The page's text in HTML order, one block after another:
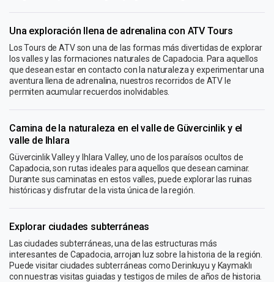
Una exploración llena de adrenalina con ATV Tours
Los Tours de ATV son una de las formas más divertidas de explorar
los valles y las formaciones naturales de Capadocia. Para aquellos
que desean estar en contacto con la naturaleza y experimentar una
aventura llena de adrenalina, nuestros recorridos de ATV le
permiten acumular recuerdos inolvidables.
Camina de la naturaleza en el valle de Güvercinlik y el
valle de Ihlara
Güvercinlik Valley y Ihlara Valley, uno de los paraísos ocultos de
Capadocia, son rutas ideales para aquellos que desean caminar.
Durante sus caminatas en estos valles, puede explorar las ruinas
históricas y disfrutar de la vista única de la región.
Explorar ciudades subterráneas
Las ciudades subterráneas, una de las estructuras más
interesantes de Capadocia, arrojan luz sobre la historia de la región.
Puede visitar ciudades subterráneas como Derinkuyu y Kaymaklı
con nuestras visitas guiadas y testigos de miles de años de historia.